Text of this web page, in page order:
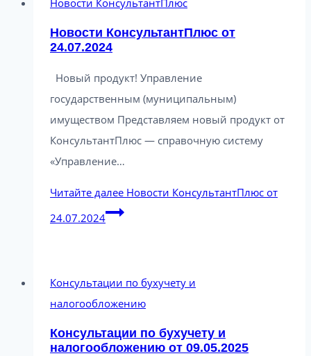
Новости КонсультантПлюс
Новости КонсультантПлюс от
24.07.2024
Новый продукт! Управление
государственным (муниципальным)
имуществом Представляем новый продукт от
КонсультантПлюс — справочную систему
«Управление…
Читайте далее Новости КонсультантПлюс от
24.07.2024
Консультации по бухучету и
налогообложению
Консультации по бухучету и
налогообложению от 09.05.2025